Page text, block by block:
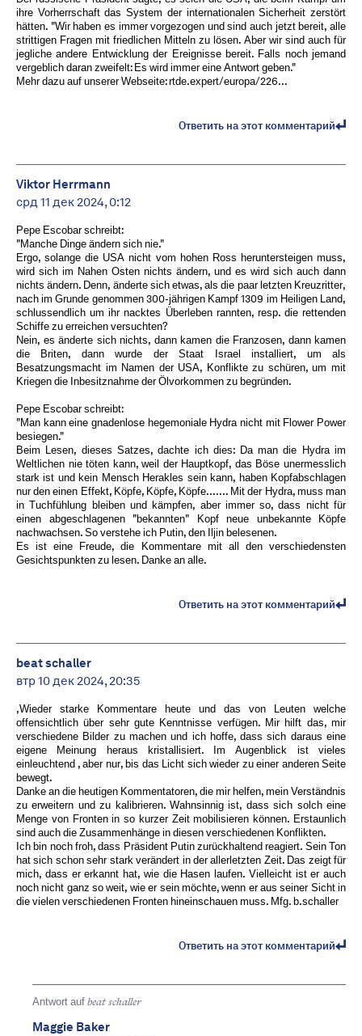
ihre Vorherrschaft das System der internationalen Sicherheit zerstört
hätten. "Wir haben es immer vorgezogen und sind auch jetzt bereit, alle
strittigen Fragen mit friedlichen Mitteln zu lösen. Aber wir sind auch für
jegliche andere Entwicklung der Ereignisse bereit. Falls noch jemand
vergeblich daran zweifelt: Es wird immer eine Antwort geben."
Mehr dazu auf unserer Webseite: rtde.expert/europa/226...
Ответить на этот комментарий
Viktor Herrmann
срд 11 дек 2024, 0:12
Pepe Escobar schreibt:
"Manche Dinge ändern sich nie."
Ergo, solange die USA nicht vom hohen Ross heruntersteigen muss,
wird sich im Nahen Osten nichts ändern, und es wird sich auch dann
nichts ändern. Denn, änderte sich etwas, als die paar letzten Kreuzritter,
nach im Grunde genommen 300-jährigen Kampf 1309 im Heiligen Land,
schlussendlich um ihr nacktes Überleben rannten, resp. die rettenden
Schiffe zu erreichen versuchten?
Nein, es änderte sich nichts, dann kamen die Franzosen, dann kamen
die Briten, dann wurde der Staat Israel installiert, um als
Besatzungsmacht im Namen der USA, Konflikte zu schüren, um mit
Kriegen die Inbesitznahme der Ölvorkommen zu begründen.
Pepe Escobar schreibt:
"Man kann eine gnadenlose hegemoniale Hydra nicht mit Flower Power
besiegen."
Beim Lesen, dieses Satzes, dachte ich dies: Da man die Hydra im
Weltlichen nie töten kann, weil der Hauptkopf, das Böse unermesslich
stark ist und kein Mensch Herakles sein kann, haben Kopfabschlagen
nur den einen Effekt, Köpfe, Köpfe, Köpfe....... Mit der Hydra, muss man
in Tuchfühlung bleiben und kämpfen, aber immer so, dass nicht für
einen abgeschlagenen "bekannten" Kopf neue unbekannte Köpfe
nachwachsen. So verstehe ich Putin, den Iljin belesenen.
Es ist eine Freude, die Kommentare mit all den verschiedensten
Gesichtspunkten zu lesen. Danke an alle.
Ответить на этот комментарий
beat schaller
втр 10 дек 2024, 20:35
,Wieder starke Kommentare heute und das von Leuten welche
offensichtlich über sehr gute Kenntnisse verfügen. Mir hilft das, mir
verschiedene Bilder zu machen und ich hoffe, dass sich daraus eine
eigene Meinung heraus kristallisiert. Im Augenblick ist vieles
einleuchtend , aber nur, bis das Licht sich wieder zu einer anderen Seite
bewegt.
Danke an die heutigen Kommentatoren, die mir helfen, mein Verständnis
zu erweitern und zu kalibrieren. Wahnsinnig ist, dass sich solch eine
Menge von Fronten in so kurzer Zeit mobilisieren können. Erstaunlich
sind auch die Zusammenhänge in diesen verschiedenen Konflikten.
Ich bin noch froh, dass Präsident Putin zurückhaltend reagiert. Sein Ton
hat sich schon sehr stark verändert in der allerletzten Zeit. Das zeigt für
mich, dass er erkannt hat, wie die Hasen laufen. Vielleicht ist er auch
noch nicht ganz so weit, wie er sein möchte, wenn er aus seiner Sicht in
die vielen verschiedenen Fronten hineinschauen muss. Mfg. b.schaller
Ответить на этот комментарий
Antwort auf beat schaller
Maggie Baker